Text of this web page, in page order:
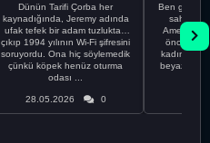
Dünün Tarifi Çorba her
kaynadığında, Jeremy adında
ufak tefek bir adam tuzluktan
çıkıp 1994 yılının Wi-Fi şifresini
soruyordu. Ona hiç söylemedik
çünkü köpek henüz oturma
odası ...
28.05.2026 0
Ben gururlu
sahip
önce
kadınla
beyaz